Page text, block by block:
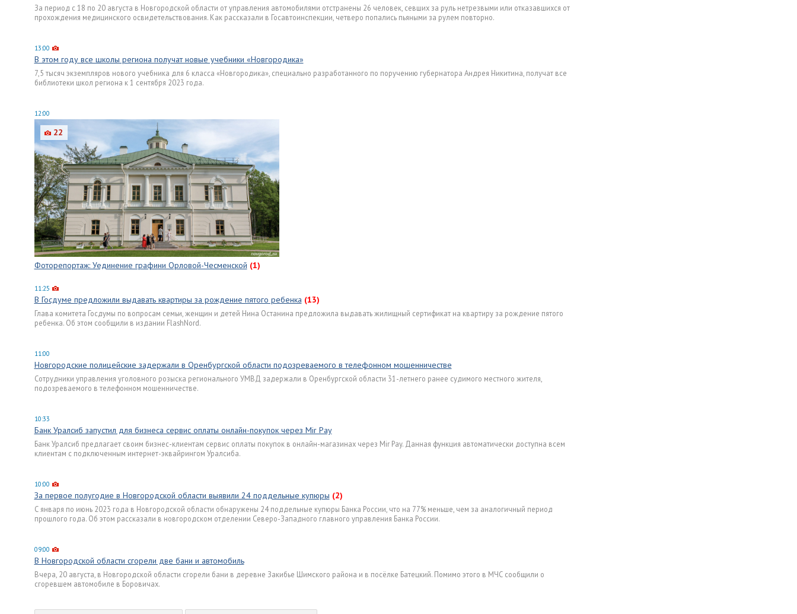
За период с 18 по 20 августа в Новгородской области от управления автомобилями отстранены 26 человек, севших за руль нетрезвыми или отказавшихся от
прохождения медицинского освидетельствования. Как рассказали в Госавтоинспекции, четверо попались пьяными за рулем повторно.
13:00
В этом году все школы региона получат новые учебники «Новгородика»
7,5 тысяч экземпляров нового учебника для 6 класса «Новгородика», специально разработанного по поручению губернатора Андрея Никитина, получат все
библиотеки школ региона к 1 сентября 2023 года.
12:00
22
Фоторепортаж: Уединение графини Орловой-Чесменской (1)
11:25
В Госдуме предложили выдавать квартиры за рождение пятого ребенка (13)
Глава комитета Госдумы по вопросам семьи, женщин и детей Нина Останина предложила выдавать жилищный сертификат на квартиру за рождение пятого
ребенка. Об этом сообщили в издании FlashNord.
11:00
Новгородские полицейские задержали в Оренбургской области подозреваемого в телефонном мошенничестве
Сотрудники управления уголовного розыска регионального УМВД задержали в Оренбургской области 31-летнего ранее судимого местного жителя,
подозреваемого в телефонном мошенничестве.
10:33
Банк Уралсиб запустил для бизнеса сервис оплаты онлайн-покупок через Mir Pay
Банк Уралсиб предлагает своим бизнес-клиентам сервис оплаты покупок в онлайн-магазинах через Mir Pay. Данная функция автоматически доступна всем
клиентам с подключенным интернет-эквайрингом Уралсиба.
10:00
За первое полугодие в Новгородской области выявили 24 поддельные купюры (2)
С января по июнь 2023 года в Новгородской области обнаружены 24 поддельные купюры Банка России, что на 77% меньше, чем за аналогичный период
прошлого года. Об этом рассказали в новгородском отделении Северо-Западного главного управления Банка России.
09:00
В Новгородской области сгорели две бани и автомобиль
Вчера, 20 августа, в Новгородской области сгорели бани в деревне Закибье Шимского района и в посёлке Батецкий. Помимо этого в МЧС сообщили о
сгоревшем автомобиле в Боровичах.